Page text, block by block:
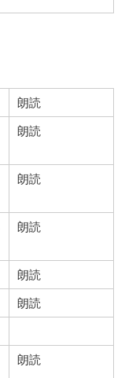
朗読
朗読
朗読
朗読
朗読
朗読
朗読